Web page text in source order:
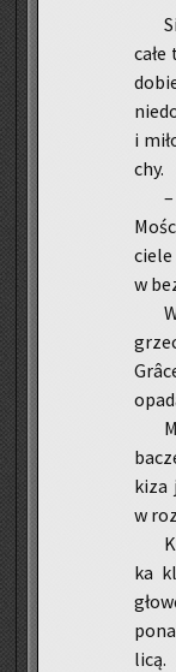
i
chy.
w
ki­za
w
ka
li­cą.